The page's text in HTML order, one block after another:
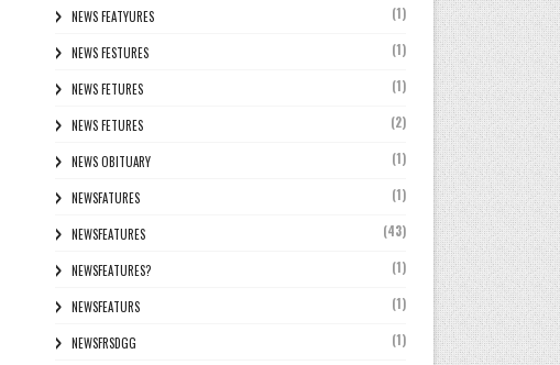
NEWS FEATYURES (1)
NEWS FESTURES (1)
NEWS FETURES (1)
NEWS FETURES (2)
NEWS OBITUARY (1)
NEWSFATURES (1)
NEWSFEATURES (43)
NEWSFEATURES? (1)
NEWSFEATURS (1)
NEWSFRSDGG (1)